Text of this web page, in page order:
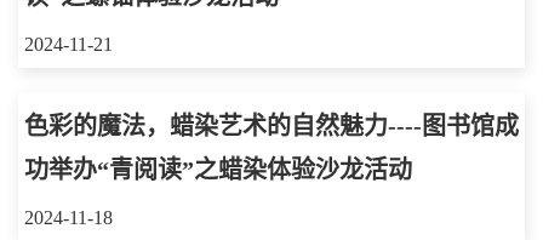
2024-11-21
色彩的魔法，蜡染艺术的自然魅力----图书馆成
功举办“青阅读”之蜡染体验沙龙活动
2024-11-18